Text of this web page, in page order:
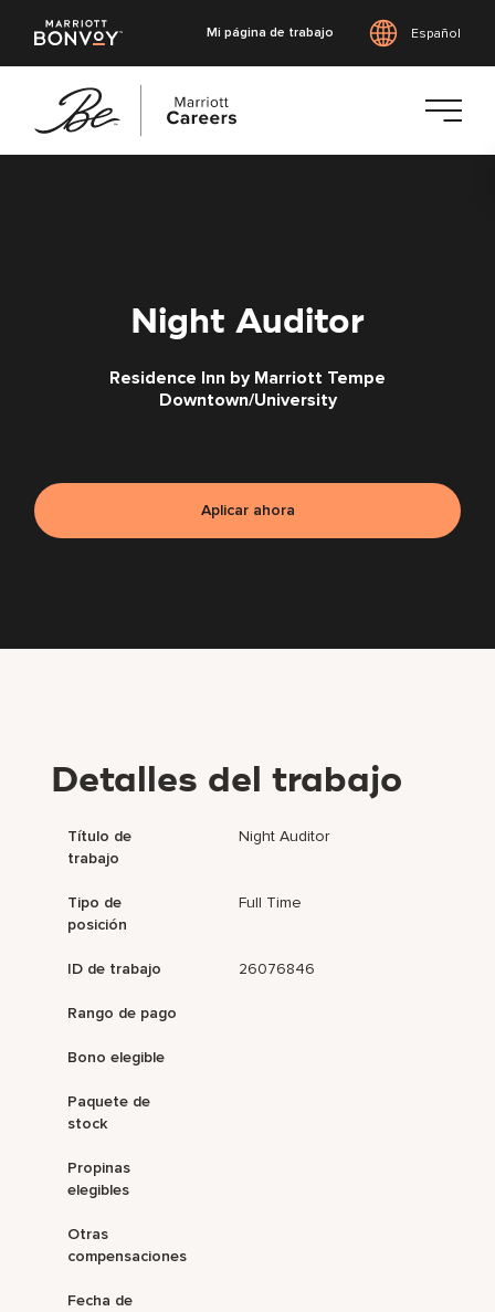
Mi página de trabajo Español
Night Auditor
Residence Inn by Marriott Tempe
Downtown/University
Aplicar ahora
Detalles del trabajo
Título de
trabajo
Night Auditor
Tipo de
posición
Full Time
ID de trabajo 26076846
Rango de pago
Bono elegible
Paquete de
stock
Propinas
elegibles
Otras
compensaciones
Fecha de